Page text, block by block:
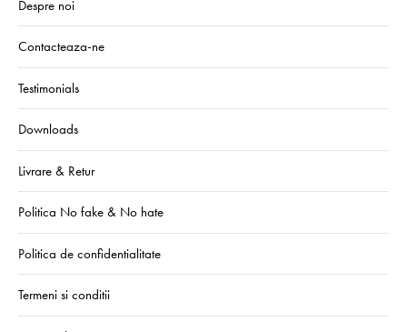
Despre noi
Contacteaza-ne
Testimonials
Downloads
Livrare & Retur
Politica No fake & No hate
Politica de confidentialitate
Termeni si conditii